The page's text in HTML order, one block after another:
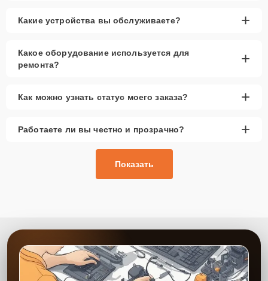
Какие устройства вы обслуживаете? +
Какое оборудование используется для
ремонта?
+
Как можно узнать статус моего заказа? +
Работаете ли вы честно и прозрачно? +
Показать